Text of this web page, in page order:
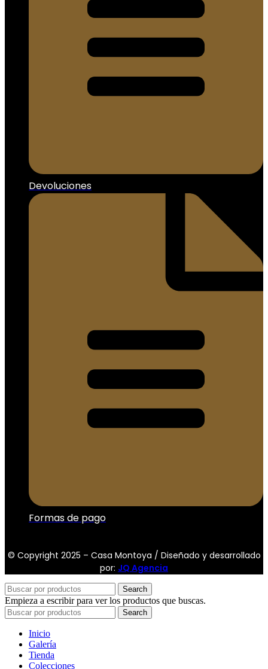
Devoluciones
Formas de pago
© Copyright 2025 – Casa Montoya / Diseñado y desarrollado
por: JQ Agencia
Search
Empieza a escribir para ver los productos que buscas.
Search
Inicio
Galería
Tienda
Colecciones